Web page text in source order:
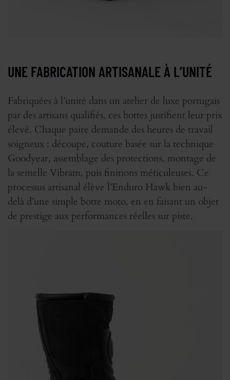
UNE FABRICATION ARTISANALE À L’UNITÉ
Fabriquées à l’unité dans un atelier de luxe portugais
par des artisans qualifiés, ces bottes justifient leur prix
élevé. Chaque paire demande des heures de travail
soigneux : découpe, couture basée sur la technique
Goodyear, assemblage des protections, montage de
la semelle Vibram, puis finitions méticuleuses. Ce
processus artisanal élève l’Enduro Hawk bien au-
delà d’une simple botte moto, en en faisant un objet
de prestige aux performances réelles sur piste.